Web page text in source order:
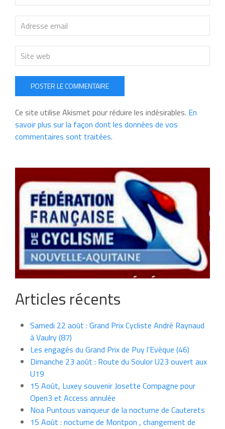
POSTER LE COMMENTAIRE
Ce site utilise Akismet pour réduire les indésirables. En
savoir plus sur la façon dont les données de vos
commentaires sont traitées.
Articles récents
Samedi 22 août : Grand Prix Cycliste André Raynaud
à Vaulry (87)
Les engagés du Grand Prix de Puy l’Evèque (46)
Dimanche 23 août : Route du Soulor U23 ouvert aux
U19
15 Août, Luxey souvenir Josette Compagne pour
Open3 et Access annulée
Noa Puntous vainqueur de la nocturne de Cauterets
15 Août : nocturne de Montpon , changement de